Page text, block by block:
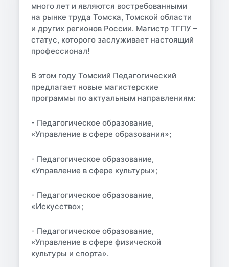
много лет и являются востребованными
на рынке труда Томска, Томской области
и других регионов России. Магистр ТГПУ –
статус, которого заслуживает настоящий
профессионал!
В этом году Томский Педагогический
предлагает новые магистерские
программы по актуальным направлениям:
- Педагогическое образование,
«Управление в сфере образования»;
- Педагогическое образование,
«Управление в сфере культуры»;
- Педагогическое образование,
«Искусство»;
- Педагогическое образование,
«Управление в сфере физической
культуры и спорта».